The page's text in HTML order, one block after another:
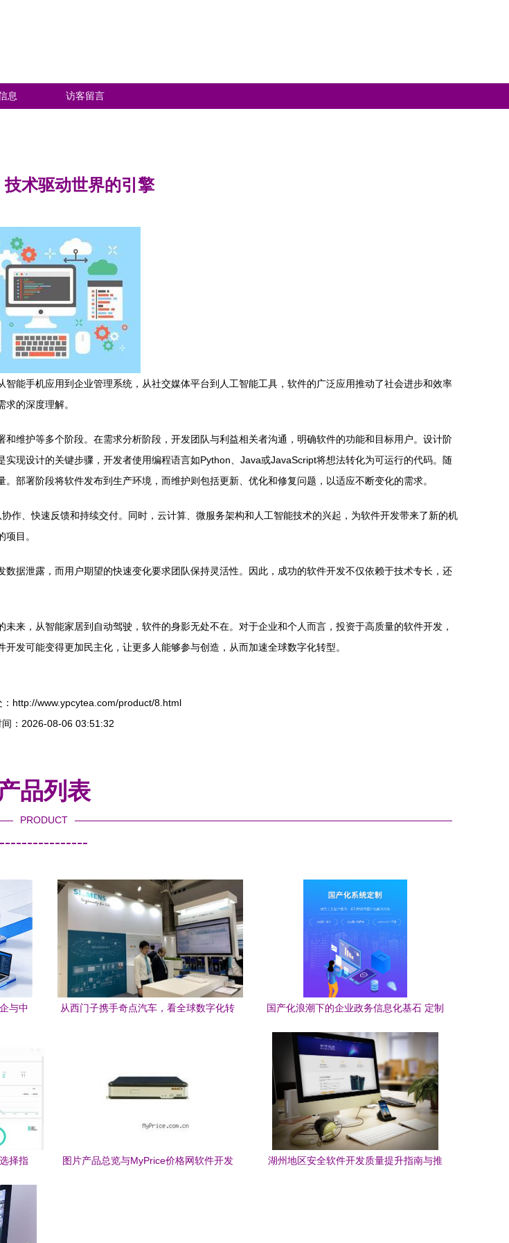
息 访客留言
术驱动世界的引擎
能手机应用到企业管理系统，从社交媒体平台到人工智能工具，软件的广泛应用推动了社会进步和效率
的深度理解。
维护等多个阶段。在需求分析阶段，开发团队与利益相关者沟通，明确软件的功能和目标用户。设计阶
现设计的关键步骤，开发者使用编程语言如Python、Java或JavaScript将想法转化为可运行的代码。随
部署阶段将软件发布到生产环境，而维护则包括更新、优化和修复问题，以适应不断变化的需求。
作、快速反馈和持续交付。同时，云计算、微服务架构和人工智能技术的兴起，为软件开发带来了新的机
目。
据泄露，而用户期望的快速变化要求团队保持灵活性。因此，成功的软件开发不仅依赖于技术专长，还
来，从智能家居到自动驾驶，软件的身影无处不在。对于企业和个人而言，投资于高质量的软件开发，
发可能变得更加民主化，让更多人能够参与创造，从而加速全球数字化转型。
http://www.ypcytea.com/product/8.html
间：2026-08-06 03:51:32
品列表
PRODUCT
----------------
与中
从西门子携手奇点汽车，看全球数字化转
国产化浪潮下的企业政务信息化基石 定制
深度适配
择指
图片产品总览与MyPrice价格网软件开发
湖州地区安全软件开发质量提升指南与推